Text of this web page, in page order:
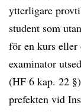
ytterligare
student som
för en kurs eller
examinator
(HF 6 kap. 22
prefekten vid